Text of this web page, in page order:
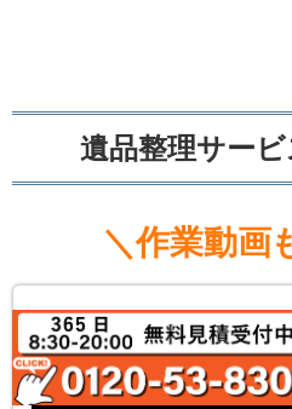
遺品整理サー
＼作業動画